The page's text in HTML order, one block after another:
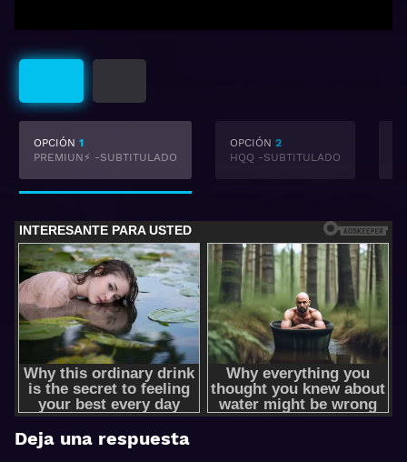
OPCIÓN 1
PREMIUN⚡ -SUBTITULADO
OPCIÓN 2
HQQ -SUBTITULADO
Deja una respuesta